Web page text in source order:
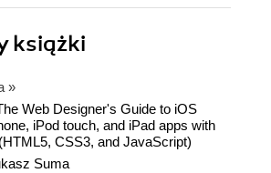
książki
»
Web Designer's Guide to iOS
iPod touch, and iPad apps with
CSS3, and JavaScript)
Suma